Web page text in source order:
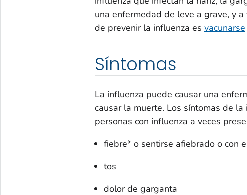
una enfermedad de leve a grave, y
de prevenir la influenza es vacunarse
Síntomas
La influenza puede causar una
causar la muerte. Los síntomas de
personas con influenza a veces
fiebre* o sentirse afiebrado o con
tos
dolor de garganta